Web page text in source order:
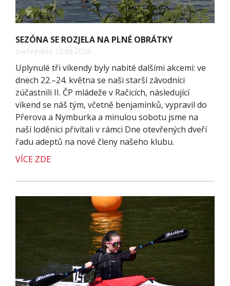
SEZÓNA SE ROZJELA NA PLNÉ OBRÁTKY
zveřejněno 12.06.2026
Uplynulé tři víkendy byly nabité dalšími akcemi: ve
dnech 22.–24. května se naši starší závodníci
zúčastnili II. ČP mládeže v Račicích, následující
víkend se náš tým, včetně benjamínků, vypravil do
Přerova a Nymburka a minulou sobotu jsme na
naší loděnici přivítali v rámci Dne otevřených dveří
řadu adeptů na nové členy našeho klubu.
VÍCE ZDE